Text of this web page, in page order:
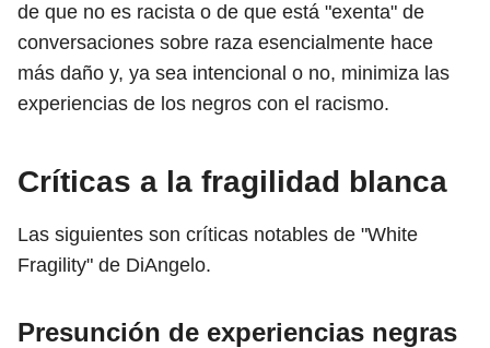
de que no es racista o de que está "exenta" de
conversaciones sobre raza esencialmente hace
más daño y, ya sea intencional o no, minimiza las
experiencias de los negros con el racismo.
Críticas a la fragilidad blanca
Las siguientes son críticas notables de "White
Fragility" de DiAngelo.
Presunción de experiencias negras